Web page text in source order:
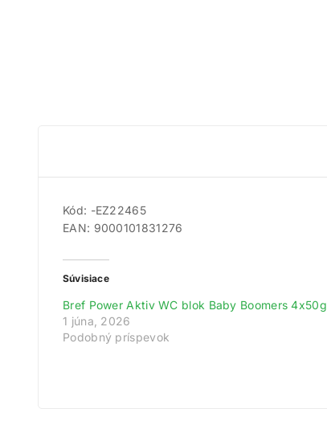
Kód: -EZ22465
EAN: 9000101831276
Súvisiace
Bref Power Aktiv WC blok Baby Boomers 4x50g
1 júna, 2026
Podobný príspevok